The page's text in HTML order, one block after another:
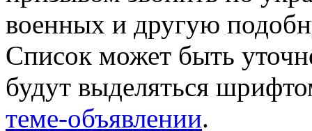
военных и другую
Список может быть
будут выделяться
теме-объявлении.